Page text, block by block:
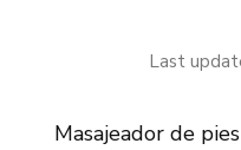
Last
Masajeador de